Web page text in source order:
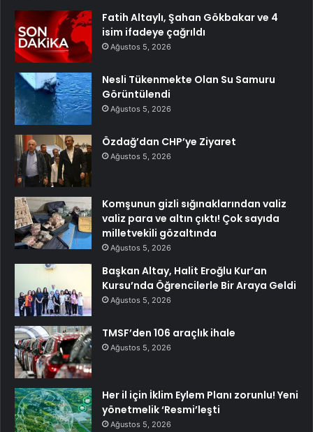
Fatih Altaylı, Şahan Gökbakar ve 4
isim ifadeye çağrıldı
Ağustos 5, 2026
Nesli Tükenmekte Olan Su Samuru
Görüntülendi
Ağustos 5, 2026
Özdağ’dan CHP’ye Ziyaret
Ağustos 5, 2026
Komşunun gizli sığınaklarından valiz
valiz para ve altın çıktı! Çok sayıda
milletvekili gözaltında
Ağustos 5, 2026
Başkan Altay, Halit Eroğlu Kur’an
Kursu’nda Öğrencilerle Bir Araya Geldi
Ağustos 5, 2026
TMSF’den 106 araçlık ihale
Ağustos 5, 2026
Her il için İklim Eylem Planı zorunlu! Yeni
yönetmelik ‘Resmi’leşti
Ağustos 5, 2026